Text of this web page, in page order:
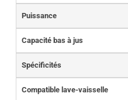
Puissance
Capacité bas à jus
Spécificités
Compatible lave-vaisselle